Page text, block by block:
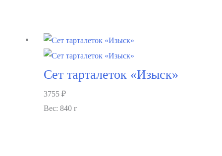
Сет тарталеток «Изыск»
3755 ₽
Вес: 840 г